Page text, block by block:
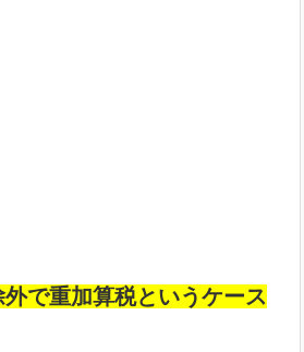
で重加算税というケース